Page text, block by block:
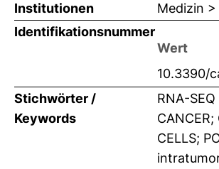
Institutionen
Medizin
Identifikationsnummer
Wert
10.3390/
Stichwörter /
Keywords
RNA-
CANCER;
CELLS;